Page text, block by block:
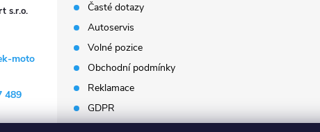
s.r.o.
moto
489
Časté dotazy
Autoservis
Volné pozice
Obchodní podmínky
Reklamace
GDPR